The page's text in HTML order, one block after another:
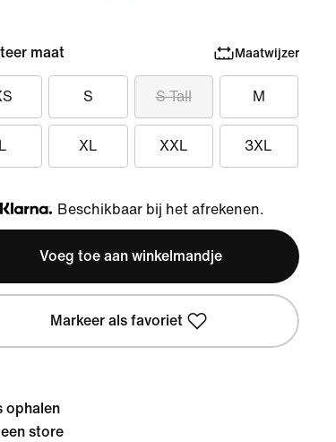
maat Maatwijzer
S S Tall M
L XL XXL 3XL
Klarna
Beschikbaar bij het afrekenen.
Voeg toe aan winkelmandje
Markeer als favoriet
ophalen
store